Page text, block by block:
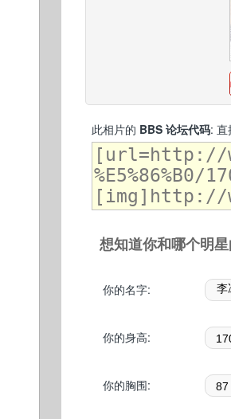
此相片的 BBS 论坛代码: 直
想知道你和哪个明
你的名字:
你的身高:
你的胸围: